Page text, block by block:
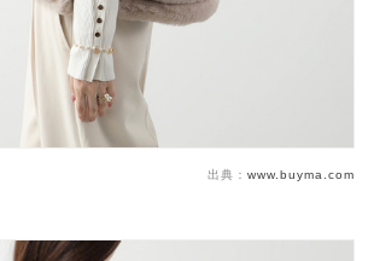
出典： www.buyma.com